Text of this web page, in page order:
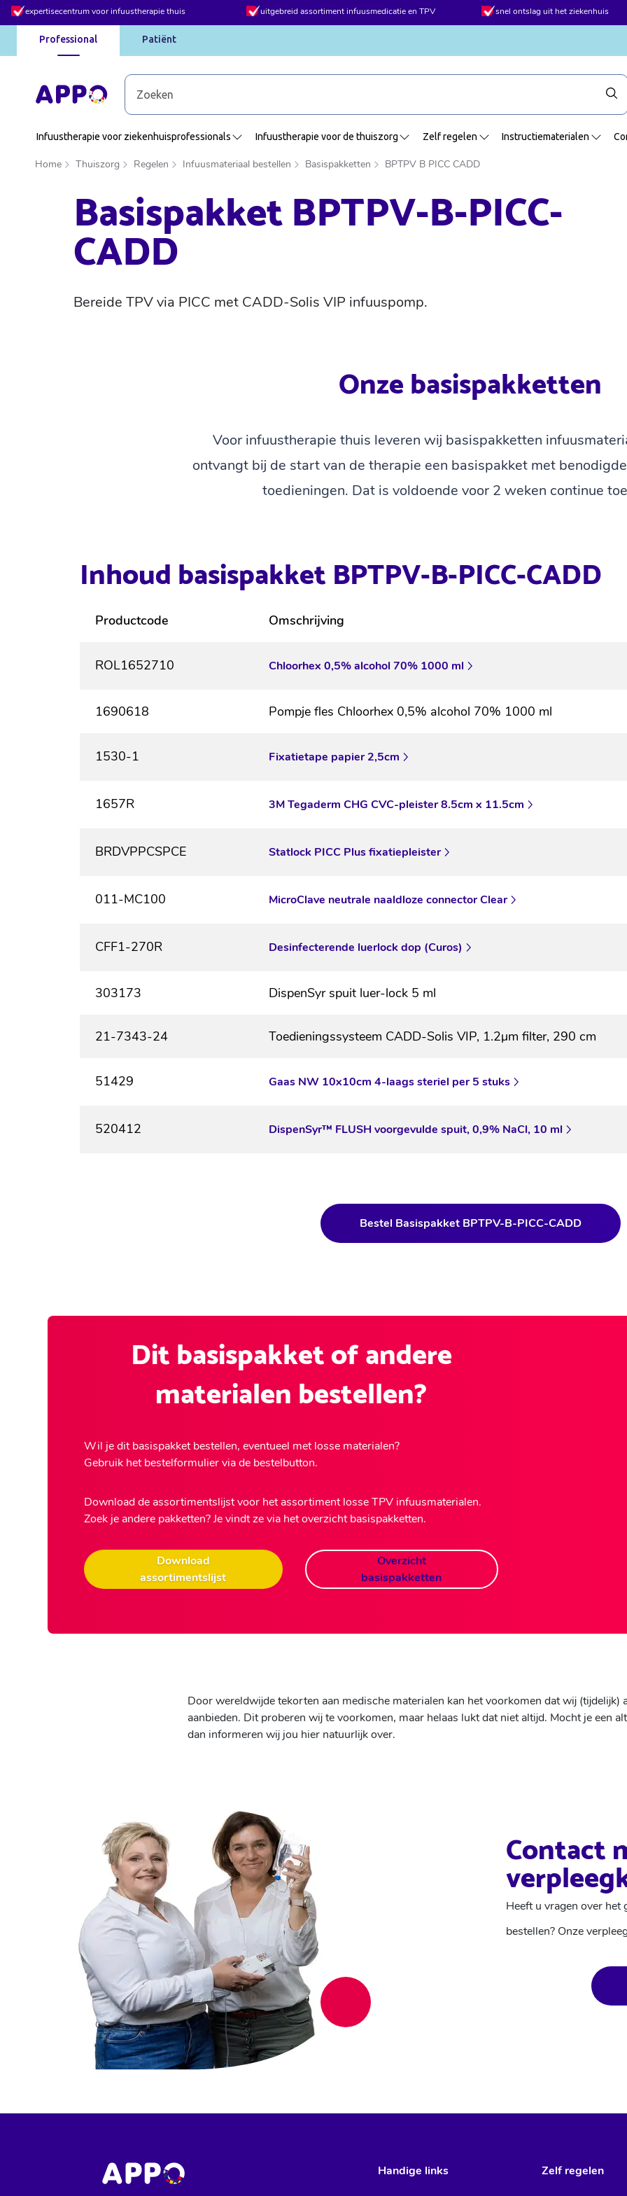
expertisecentrum voor infuustherapie thuis uitgebreid assortiment infuusmedicatie en TPV snel ontslag uit het ziekenhuis
Professional
Patiënt
Infuustherapie voor ziekenhuisprofessionals Infuustherapie voor de thuiszorg Zelf regelen Instructiematerialen
Home Thuiszorg Regelen Infuusmateriaal bestellen Basispakketten BPTPV B PICC CADD
Basispakket BPTPV-B-PICC-
CADD
Bereide TPV via PICC met CADD-Solis VIP infuuspomp.
Onze basispakketten
Voor infuustherapie thuis leveren wij basispakketten
ontvangt bij de start van de therapie een basispakket met
toedieningen. Dat is voldoende voor 2 weken continue
Inhoud basispakket BPTPV-B-PICC-CADD
Productcode Omschrijving
ROL1652710 Chloorhex 0,5% alcohol 70% 1000 ml
1690618 Pompje fles Chloorhex 0,5% alcohol 70% 1000 ml
1530-1 Fixatietape papier 2,5cm
1657R 3M Tegaderm CHG CVC-pleister 8.5cm x 11.5cm
BRDVPPCSPCE Statlock PICC Plus fixatiepleister
011-MC100 MicroClave neutrale naaldloze connector Clear
CFF1-270R Desinfecterende luerlock dop (Curos)
303173 DispenSyr spuit luer-lock 5 ml
21-7343-24 Toedieningssysteem CADD-Solis VIP, 1.2μm filter, 290 cm
51429 Gaas NW 10x10cm 4-laags steriel per 5 stuks
520412 DispenSyr™ FLUSH voorgevulde spuit, 0,9% NaCl, 10 ml
Bestel Basispakket BPTPV-B-PICC-CADD
Dit basispakket of andere
materialen bestellen?
Wil je dit basispakket bestellen, eventueel met losse materialen?
Gebruik het bestelformulier via de bestelbutton.
Download de assortimentslijst voor het assortiment losse TPV infuusmaterialen.
Zoek je andere pakketten? Je vindt ze via het overzicht basispakketten.
Download
assortimentslijst
Overzicht
basispakketten
Door wereldwijde tekorten aan medische materialen kan het voorkomen dat wij (tijdelijk)
aanbieden. Dit proberen wij te voorkomen, maar helaas lukt dat niet altijd. Mocht je een
dan informeren wij jou hier natuurlijk over.
Contact
Heeft u vragen over het
bestellen? Onze
Handige links Zelf regelen